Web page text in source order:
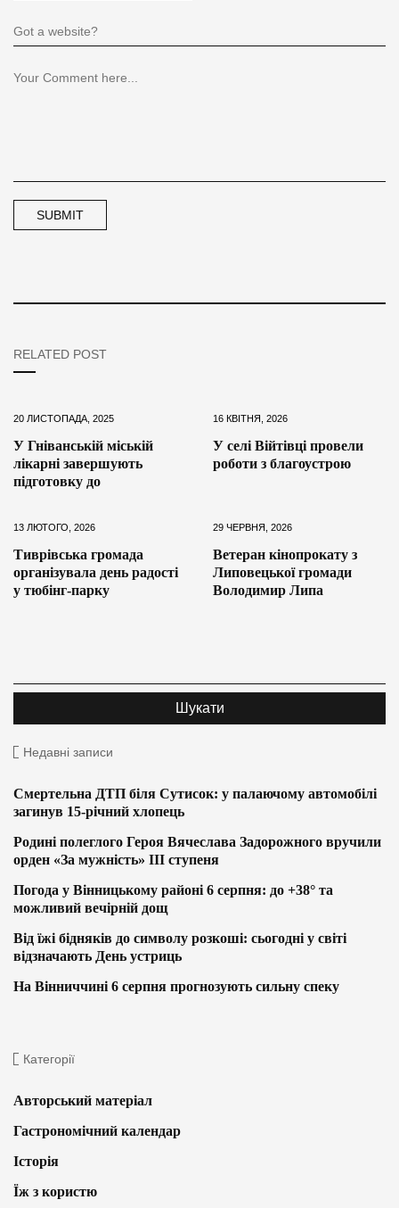
RELATED POST
20 ЛИСТОПАДА, 2025
У Гніванській міській
лікарні завершують
підготовку до
16 КВІТНЯ, 2026
У селі Війтівці провели
роботи з благоустрою
13 ЛЮТОГО, 2026
Тиврівська громада
організувала день радості
у тюбінг-парку
29 ЧЕРВНЯ, 2026
Ветеран кінопрокату з
Липовецької громади
Володимир Липа
Недавні записи
Смертельна ДТП біля Сутисок: у палаючому автомобілі
загинув 15-річний хлопець
Родині полеглого Героя Вячеслава Задорожного вручили
орден «За мужність» ІІІ ступеня
Погода у Вінницькому районі 6 серпня: до +38° та
можливий вечірній дощ
Від їжі бідняків до символу розкоші: сьогодні у світі
відзначають День устриць
На Вінниччині 6 серпня прогнозують сильну спеку
Категорії
Авторський матеріал
Гастрономічний календар
Історія
Їж з користю